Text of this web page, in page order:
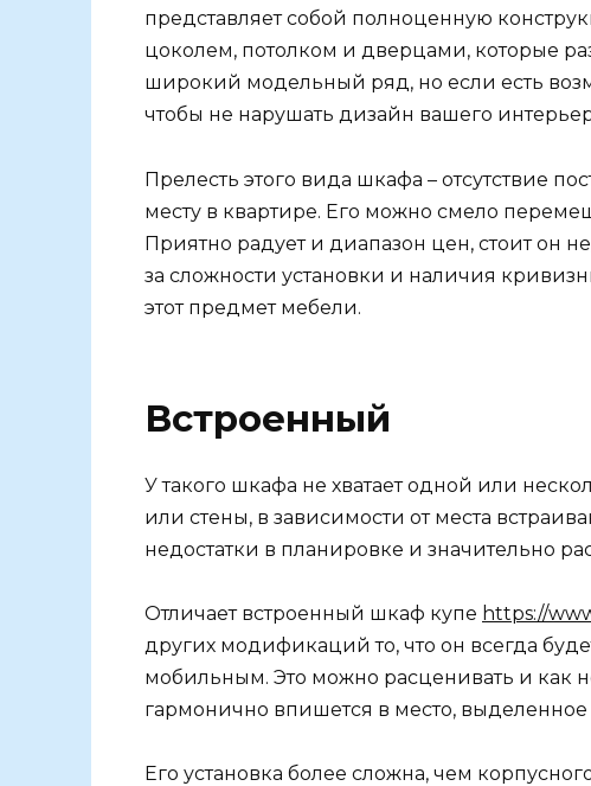
представляет собой полноценную
цоколем, потолком и дверцами, которые
широкий модельный ряд, но если есть
чтобы не нарушать дизайн вашего
Прелесть этого вида шкафа – отсутствие
месту в квартире. Его можно смело
Приятно радует и диапазон цен, стоит он
за сложности установки и наличия
этот предмет мебели.
Встроенный
У такого шкафа не хватает одной или
или стены, в зависимости от места
недостатки в планировке и значительно
Отличает встроенный шкаф купе https://
других модификаций то, что он всегда
мобильным. Это можно расценивать и как
гармонично впишется в место,
Его установка более сложна, чем